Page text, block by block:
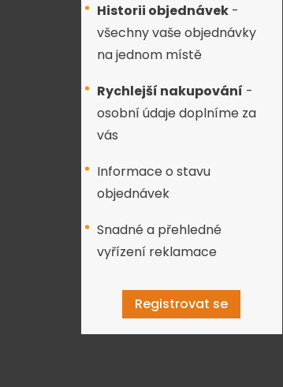
Historii objednávek -
všechny vaše objednávky
na jednom místě
Rychlejší nakupování -
osobní údaje doplníme za
vás
Informace o stavu
objednávek
Snadné a přehledné
vyřízení reklamace
Registrovat se